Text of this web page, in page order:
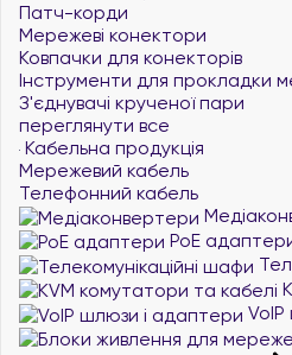
Патч-корди
Мережеві конектори
Ковпачки для конекторів
Інструменти для прокладки
З'єднувачі крученої пари
переглянути все
Кабельна продукція
Мережевий кабель
Телефонний кабель
PoE